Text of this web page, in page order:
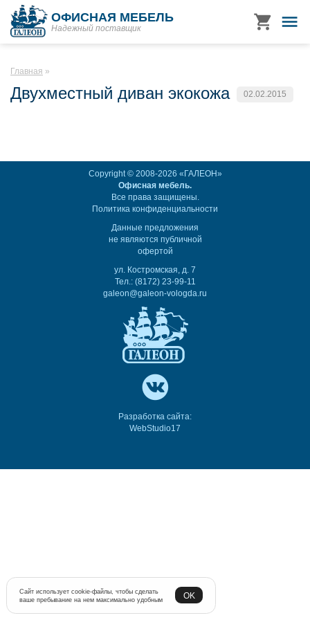
ОФИСНАЯ МЕБЕЛЬ
Надежный поставщик
Главная
Двухместный диван экокожа 02.02.2015
Copyright © 2008-2026 «ГАЛЕОН»
Офисная мебель.
Все права защищены.
Политика конфиденциальности
Данные предложения
не являются публичной
офертой
ул. Костромская, д. 7
Тел.: (8172) 23-99-11
galeon@galeon-vologda.ru
Разработка сайта:
WebStudio17
Сайт использует cookie-файлы, чтобы сделать
ваше пребывание на нем максимально удобным
OK